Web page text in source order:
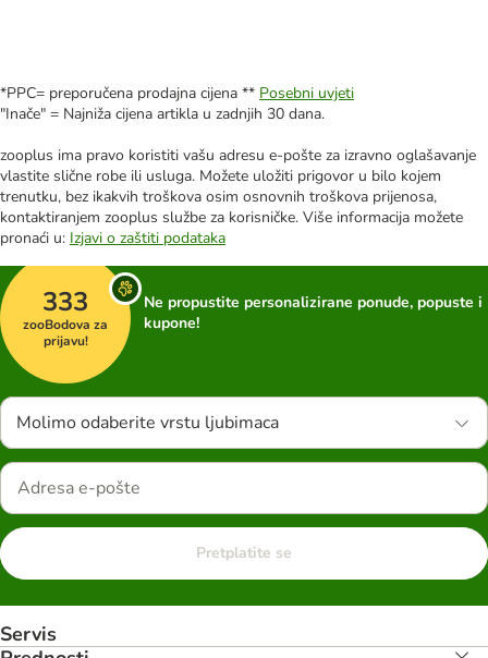
*PPC= preporučena prodajna cijena ** Posebni uvjeti
"Inače" = Najniža cijena artikla u zadnjih 30 dana.
zooplus ima pravo koristiti vašu adresu e-pošte za izravno oglašavanje
vlastite slične robe ili usluga. Možete uložiti prigovor u bilo kojem
trenutku, bez ikakvih troškova osim osnovnih troškova prijenosa,
kontaktiranjem zooplus službe za korisničke. Više informacija možete
pronaći u: Izjavi o zaštiti podataka
333
zooBodova za
prijavu!
Ne propustite personalizirane ponude, popuste i
kupone!
Molimo odaberite vrstu ljubimaca
Pretplatite se
Servis